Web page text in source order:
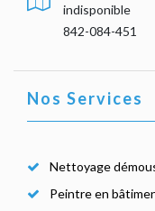
indisponible
842-084-451
Nos Services
Nettoyage
Peintre en